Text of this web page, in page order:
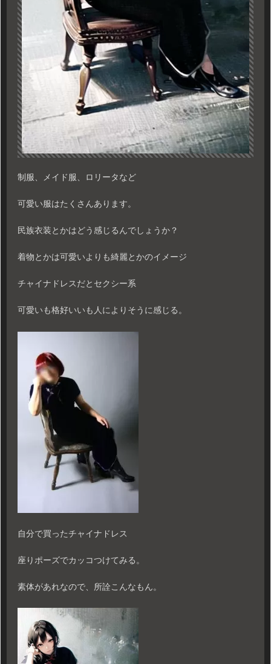
制服、メイド服、ロリータなど
可愛い服はたくさんあります。
民族衣装とかはどう感じるんでしょうか？
着物とかは可愛いよりも綺麗とかのイメージ
チャイナドレスだとセクシー系
可愛いも格好いいも人によりそうに感じる。
自分で買ったチャイナドレス
座りポーズでカッコつけてみる。
素体があれなので、所詮こんなもん。